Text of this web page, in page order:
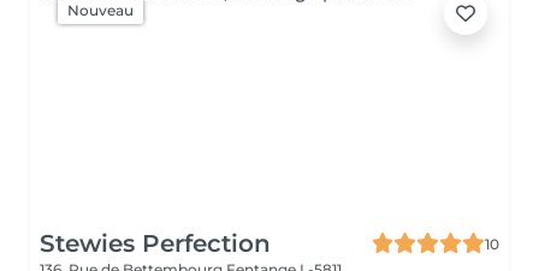
Nouveau
Stewies Perfection
10